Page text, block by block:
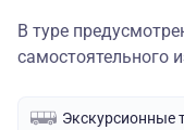
В туре
самостоятельного
Экскурсионные